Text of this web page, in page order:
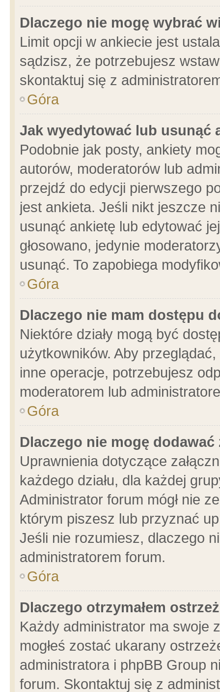
Dlaczego nie mogę wybrać
Limit opcji w ankiecie jest
sądzisz, że potrzebujesz
skontaktuj się z
Góra
Jak wyedytować lub usunąć
Podobnie jak posty, ankiety
autorów, moderatorów lub
przejdź do edycji pierwszego
jest ankieta. Jeśli nikt jeszcze
usunąć ankietę lub edytować
głosowano, jedynie
usunąć. To zapobiega
Góra
Dlaczego nie mam dostępu
Niektóre działy mogą być
użytkowników. Aby
inne operacje, potrzebujesz
moderatorem lub
Góra
Dlaczego nie mogę dodawać
Uprawnienia dotyczące
każdego działu, dla każdej
Administrator forum mógł nie
którym piszesz lub przyznać
Jeśli nie rozumiesz, dlaczego
administratorem forum.
Góra
Dlaczego otrzymałem
Każdy administrator ma swoje
mogłeś zostać ukarany
administratora i phpBB Group
forum. Skontaktuj się z